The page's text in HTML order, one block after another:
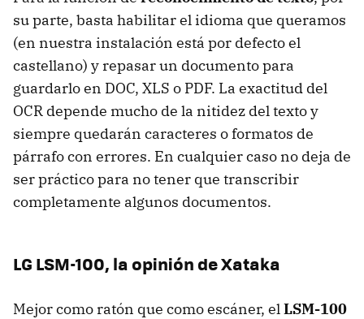
su parte, basta habilitar el idioma que queramos
(en nuestra instalación está por defecto el
castellano) y repasar un documento para
guardarlo en DOC, XLS o PDF. La exactitud del
OCR depende mucho de la nitidez del texto y
siempre quedarán caracteres o formatos de
párrafo con errores. En cualquier caso no deja de
ser práctico para no tener que transcribir
completamente algunos documentos.
LG LSM-100, la opinión de Xataka
Mejor como ratón que como escáner, el LSM-100